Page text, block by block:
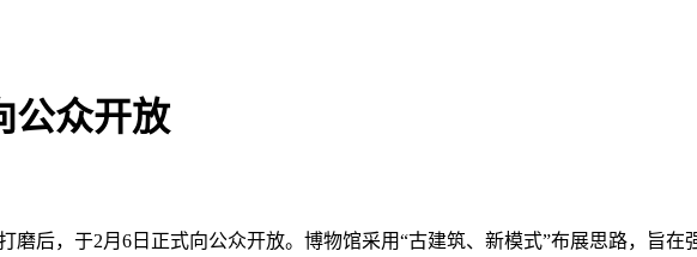
公众开放
磨后，于2月6日正式向公众开放。博物馆采用“古建筑、新模式”布展思路，旨